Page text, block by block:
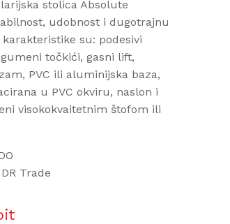
stolica Absolute
udobnost i dugotrajnu
su: podesivi
točkići, gasni lift,
PVC ili aluminijska baza,
u PVC okviru, naslon i
visokokvaitetnim štofom ili
Trade